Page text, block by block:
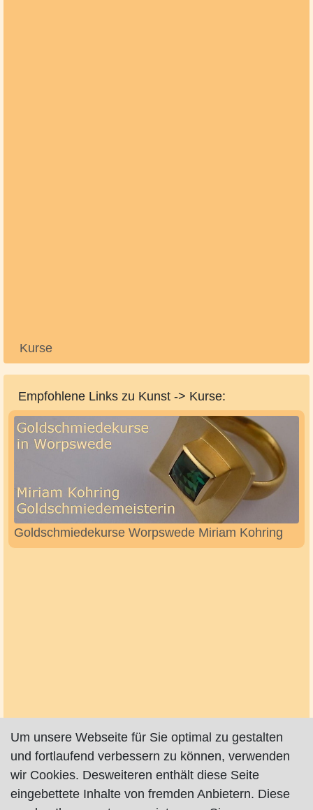
Kurse
Empfohlene Links zu Kunst -> Kurse:
Goldschmiedekurse Worpswede Miriam Kohring
Um unsere Webseite für Sie optimal zu gestalten
und fortlaufend verbessern zu können, verwenden
wir Cookies. Desweiteren enthält diese Seite
eingebettete Inhalte von fremden Anbietern. Diese